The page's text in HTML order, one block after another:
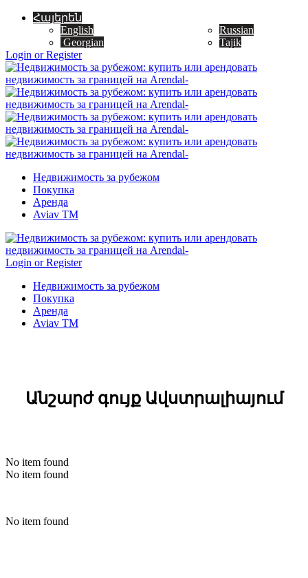
Հայերեն
English
Russian
Georgian
Tajik
Login or Register
Недвижимость за рубежом
Покупка
Аренда
Aviav TM
Login or Register
Недвижимость за рубежом
Покупка
Аренда
Aviav TM
Անշարժ գույք Ավստրալիայում
No item found
No item found
No item found